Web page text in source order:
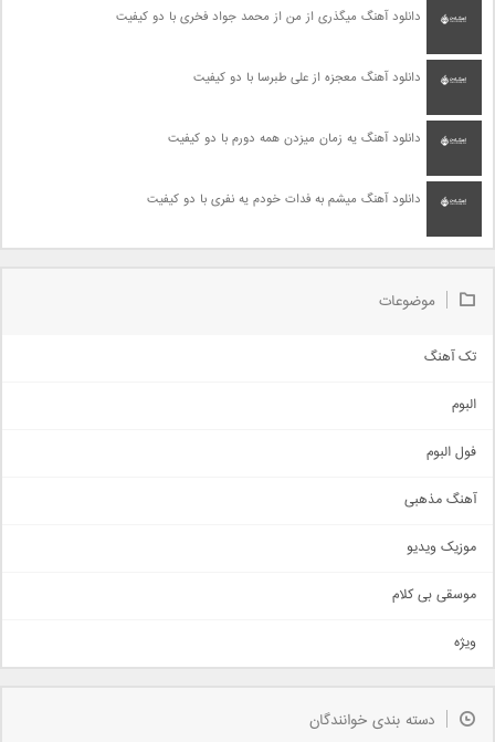
دانلود آهنگ میگذری از من از محمد جواد فخری با دو کیفیت
دانلود آهنگ معجزه از علی طبرسا با دو کیفیت
دانلود آهنگ یه زمان میزدن همه دورم با دو کیفیت
دانلود آهنگ میشم به فدات خودم یه نفری با دو کیفیت
موضوعات
تک آهنگ
اجتماعی
حماسی
سنتی
اهنگ بندرعباسی
دمو
مذهبی
جدیدترین ها
البوم
فول البوم
آهنگ مذهبی
موزیک ویدیو
موسقی بی کلام
ویژه
دسته بندی خوانندگان